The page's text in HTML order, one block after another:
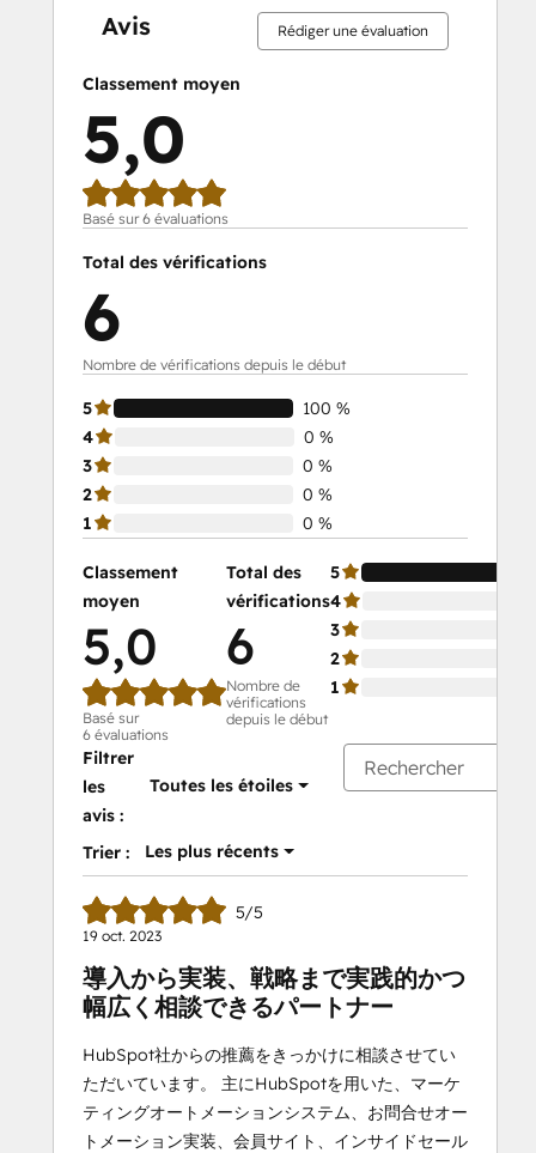
Avis Rédiger une évaluation
Classement moyen
5,0
Basé sur 6 évaluations
Total des vérifications
6
Nombre de vérifications depuis le début
5
100 %
4
0 %
3
0 %
2
0 %
1
0 %
Classement
moyen
5,0
Basé sur
6 évaluations
Total des
vérifications
6
Nombre de
vérifications
depuis le début
5
4
3
2
1
Filtrer
les
avis :
Toutes les étoiles
Trier : Les plus récents
5/5
19 oct. 2023
導入から実装、戦略まで実践的かつ
幅広く相談できるパートナー
HubSpot社からの推薦をきっかけに相談させてい
ただいています。 主にHubSpotを用いた、マーケ
ティングオートメーションシステム、お問合せオー
トメーション実装、会員サイト、インサイドセール